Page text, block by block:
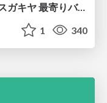
名古屋の市バスGTFS-JPデータ×スガキヤ 最寄りバス停検索をAmazon ElastiCache Serverless for Valkeyで最適化する
1 340